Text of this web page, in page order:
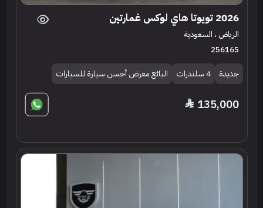
2026 تويوتا هاي لوكس غمارتين
الرياض ، السعودية
256165
جديدة 4 سلندرات البائع معرض أحسن سيارة للسيارات
135,000